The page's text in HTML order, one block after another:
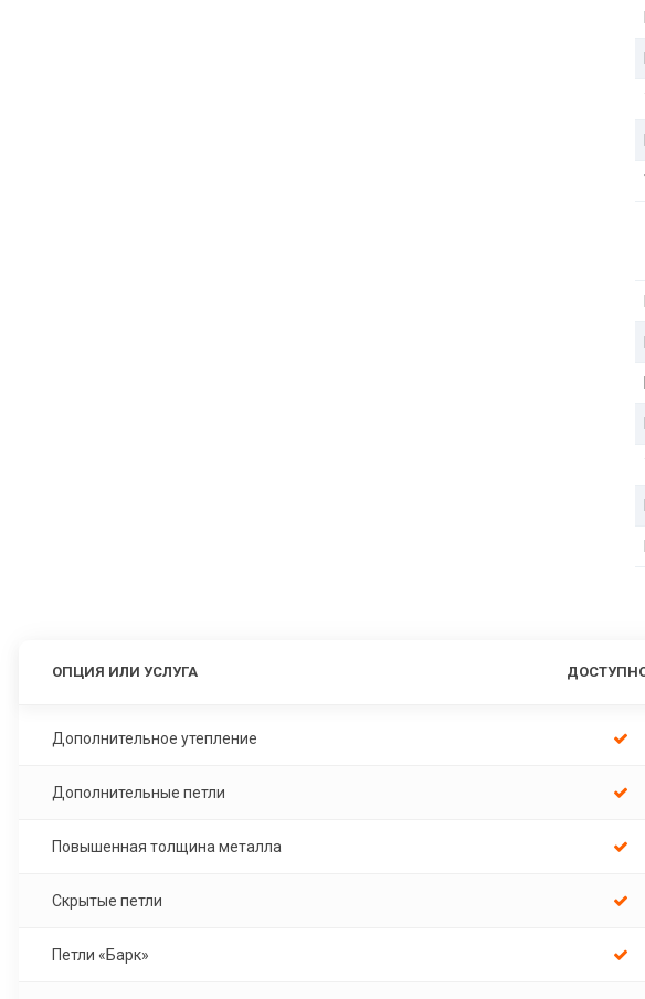
ОПЦИЯ ИЛИ УСЛУГА
Дополнительное утепление
Дополнительные петли
Повышенная толщина металла
Скрытые петли
Петли «Барк»